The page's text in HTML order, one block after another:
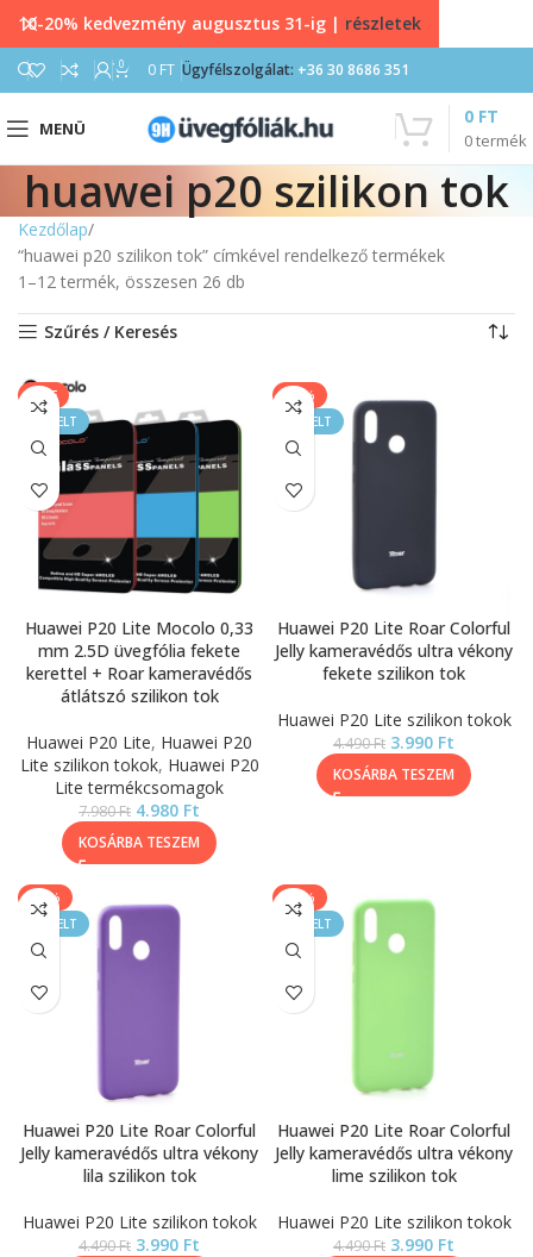
0 0 FT Ügyfélszolgálat: +36 30 8686 351
MENÜ
0termék
0 FT
huawei p20 szilikon tok
Kezdőlap
“huawei p20 szilikon tok” címkével rendelkező termékek
1–12 termék, összesen 26 db
Szűrés / Keresés
SALE
KIEMELT
Huawei P20 Lite Mocolo 0,33
mm 2.5D üvegfólia fekete
kerettel + Roar kameravédős
átlátszó szilikon tok
Huawei P20 Lite, Huawei P20
Lite szilikon tokok, Huawei P20
Lite termékcsomagok
7.980Ft 4.980 Ft
KOSÁRBA TESZEM
-11%
KIEMELT
Huawei P20 Lite Roar Colorful
Jelly kameravédős ultra vékony
fekete szilikon tok
Huawei P20 Lite szilikon tokok
4.490Ft 3.990 Ft
KOSÁRBA TESZEM
-11%
KIEMELT
Huawei P20 Lite Roar Colorful
Jelly kameravédős ultra vékony
lila szilikon tok
Huawei P20 Lite szilikon tokok
4.490Ft 3.990 Ft
-11%
KIEMELT
Huawei P20 Lite Roar Colorful
Jelly kameravédős ultra vékony
lime szilikon tok
Huawei P20 Lite szilikon tokok
4.490Ft 3.990 Ft
10-20% kedvezmény augusztus 31-ig | részletek